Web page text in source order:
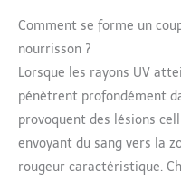
Comment se forme un
nourrisson ?
Lorsque les rayons UV
pénètrent profondément
provoquent des lésions
envoyant du sang vers la
rougeur caractéristique.